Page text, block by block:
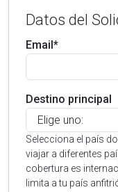
Datos del
Email*
Destino principal
Selecciona el país
viajar a diferentes
cobertura es
limita a tu país